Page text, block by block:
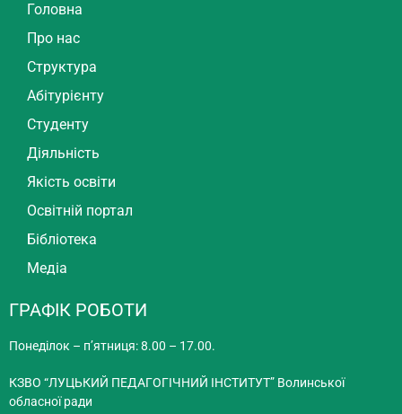
Головна
Про нас
Структура
Абітурієнту
Студенту
Діяльність
Якість освіти
Освітній портал
Бібліотека
Медіа
ГРАФІК РОБОТИ
Понеділок – п’ятниця: 8.00 – 17.00.
КЗВО “ЛУЦЬКИЙ ПЕДАГОГІЧНИЙ ІНСТИТУТ” Волинської
обласної ради